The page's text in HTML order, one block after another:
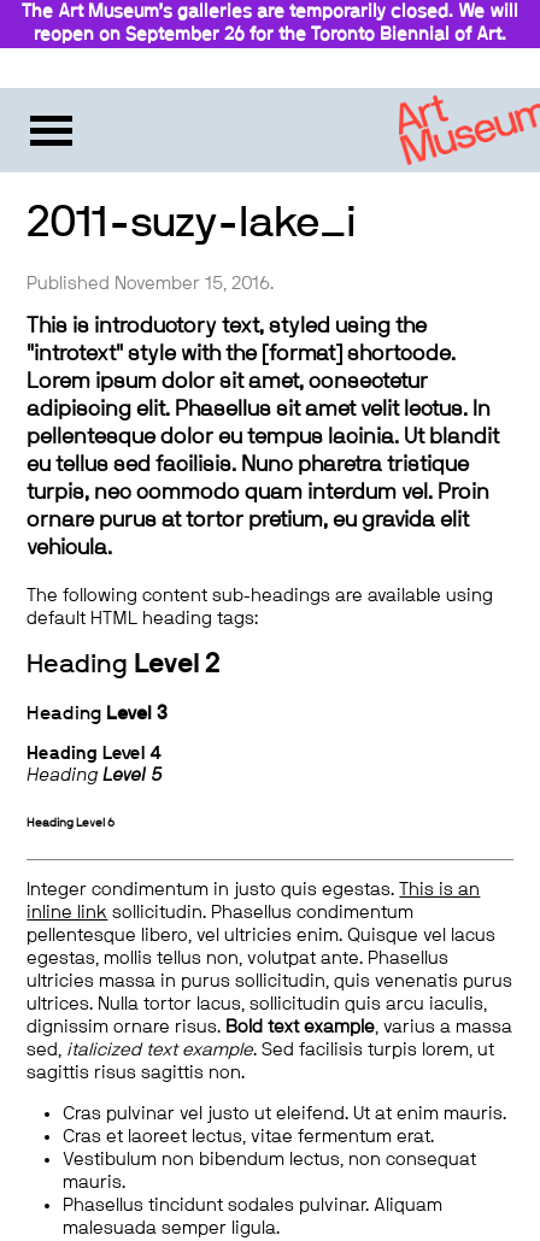
The Art Museum’s galleries are temporarily closed. We will
reopen on September 26 for the Toronto Biennial of Art.
2011-suzy-lake_i
Published November 15, 2016.
This is introductory text, styled using the
"introtext" style with the [format] shortcode.
Lorem ipsum dolor sit amet, consectetur
adipiscing elit. Phasellus sit amet velit lectus. In
pellentesque dolor eu tempus lacinia. Ut blandit
eu tellus sed facilisis. Nunc pharetra tristique
turpis, nec commodo quam interdum vel. Proin
ornare purus at tortor pretium, eu gravida elit
vehicula.
The following content sub-headings are available using
default HTML heading tags:
Heading Level 2
Heading Level 3
Heading Level 4
HeadingLevel 5
Heading Level 6
Integer condimentum in justo quis egestas.
This is an
inline link sollicitudin. Phasellus condimentum
pellentesque libero, vel ultricies enim. Quisque vel lacus
egestas, mollis tellus non, volutpat ante. Phasellus
ultricies massa in purus sollicitudin, quis venenatis purus
ultrices. Nulla tortor lacus, sollicitudin quis arcu iaculis,
dignissim ornare risus. Bold text example, varius a massa
sed, italicized text example. Sed facilisis turpis lorem, ut
sagittis risus sagittis non.
Cras pulvinar vel justo ut eleifend. Ut at enim mauris.
Cras et laoreet lectus, vitae fermentum erat.
Vestibulum non bibendum lectus, non consequat
mauris.
Phasellus tincidunt sodales pulvinar. Aliquam
malesuada semper ligula.